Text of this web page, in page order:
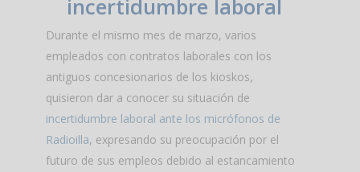
incertidumbre laboral
Durante el mismo mes de marzo, varios
empleados con contratos laborales con los
antiguos concesionarios de los kioskos,
quisieron dar a conocer su situación de
incertidumbre laboral ante los micrófonos de
Radioilla, expresando su preocupación por el
futuro de sus empleos debido al estancamiento